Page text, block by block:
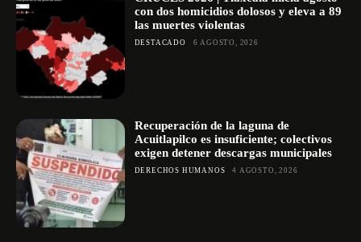
con dos homicidios dolosos y eleva a 89
las muertes violentas
DESTACADO 6 AGOSTO, 2026
Recuperación de la laguna de
Acuitlapilco es insuficiente; colectivos
exigen detener descargas municipales
DERECHOS HUMANOS 4 AGOSTO, 2026